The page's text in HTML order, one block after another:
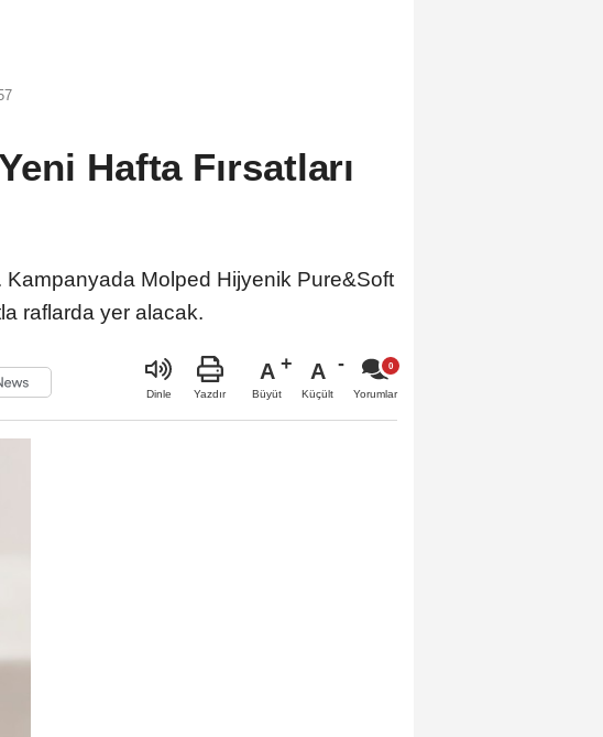
Hafta Fırsatları
Molped Hijyenik Pure&Soft
raflarda yer alacak.
Dinle Yazdır
A
Büyüt
A
Küçült Yorumlar